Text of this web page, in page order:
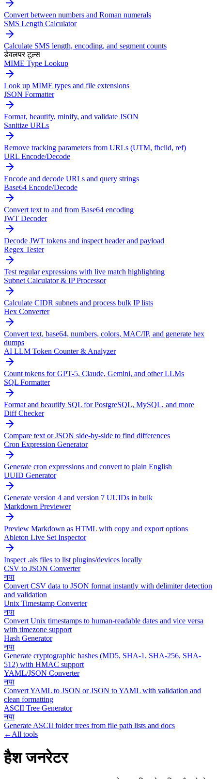
Convert between numbers and Roman numerals
SMS Length Calculator
Calculate SMS length, encoding, and segment counts
डेवलपर टूल्स
MIME Type Lookup
Look up MIME types and file extensions
JSON Formatter
Format, beautify, minify, and validate JSON
Sanitize URLs
Remove tracking parameters from URLs (UTM, fbclid, ref)
URL Encode/Decode
Encode and decode URLs and query strings
Base64 Encode/Decode
Convert text to and from Base64 encoding
JWT Decoder
Decode JWT tokens and inspect header and payload
Regex Tester
Test regular expressions with live match highlighting
Subnet Calculator & IP Processor
Calculate CIDR subnets and process bulk IP lists
Hex Converter
Convert text, base64, numbers, colors, MAC/IP, and generate hex
dumps
AI LLM Token Counter & Analyzer
Count tokens for GPT-5, Claude, Gemini, and other LLMs
SQL Formatter
Format and beautify SQL for PostgreSQL, MySQL, and more
Diff Checker
Compare text or JSON side-by-side to find differences
Cron Expression Generator
Generate cron expressions and convert to plain English
UUID Generator
Generate version 4 and version 7 UUIDs in bulk
Markdown Previewer
Preview Markdown as HTML with copy and export options
Ableton Live Set Inspector
Inspect .als files to list plugins/devices locally
CSV to JSON Converter
नया
Convert CSV data to JSON format instantly with delimiter detection
and validation
Unix Timestamp Converter
नया
Convert Unix timestamps to human-readable dates and vice versa
with timezone support
Hash Generator
नया
Generate cryptographic hashes (MD5, SHA-1, SHA-256, SHA-
512) with HMAC support
YAML/JSON Converter
नया
Convert YAML to JSON or JSON to YAML with validation and
clean formatting
ASCII Tree Generator
नया
Generate ASCII folder trees from file path lists and docs
← All tools
हैश जनरेटर